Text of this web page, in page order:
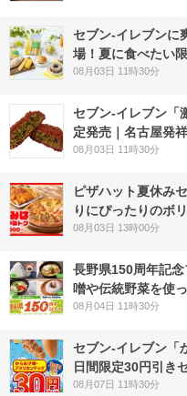
セブン‐イレブンに
場！夏に食べたい
08月03日 11時30分
セブン-イレブン「
定発売｜名古屋発
08月03日 11時30分
ピザハット夏休み
りにぴったりのボ
08月03日 13時00分
長野県150周年記
噌や伝統野菜を使
08月04日 11時30分
セブン‐イレブン「
日間限定30円引き
08月07日 11時30分